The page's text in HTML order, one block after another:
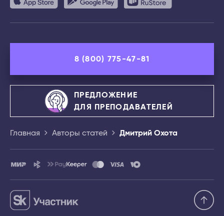
8 (800) 775-47-81
ПРЕДЛОЖЕНИЕ
ДЛЯ ПРЕПОДАВАТЕЛЕЙ
Главная Авторы статей Дмитрий Охота